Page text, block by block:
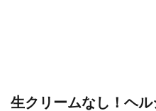
生クリームなし！ヘ